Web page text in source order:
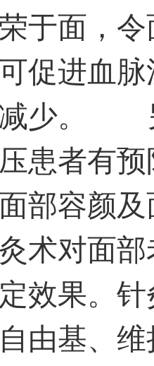
于面，
促进血
减少。
患者有
面部容颜
术对面
效果。
由基、